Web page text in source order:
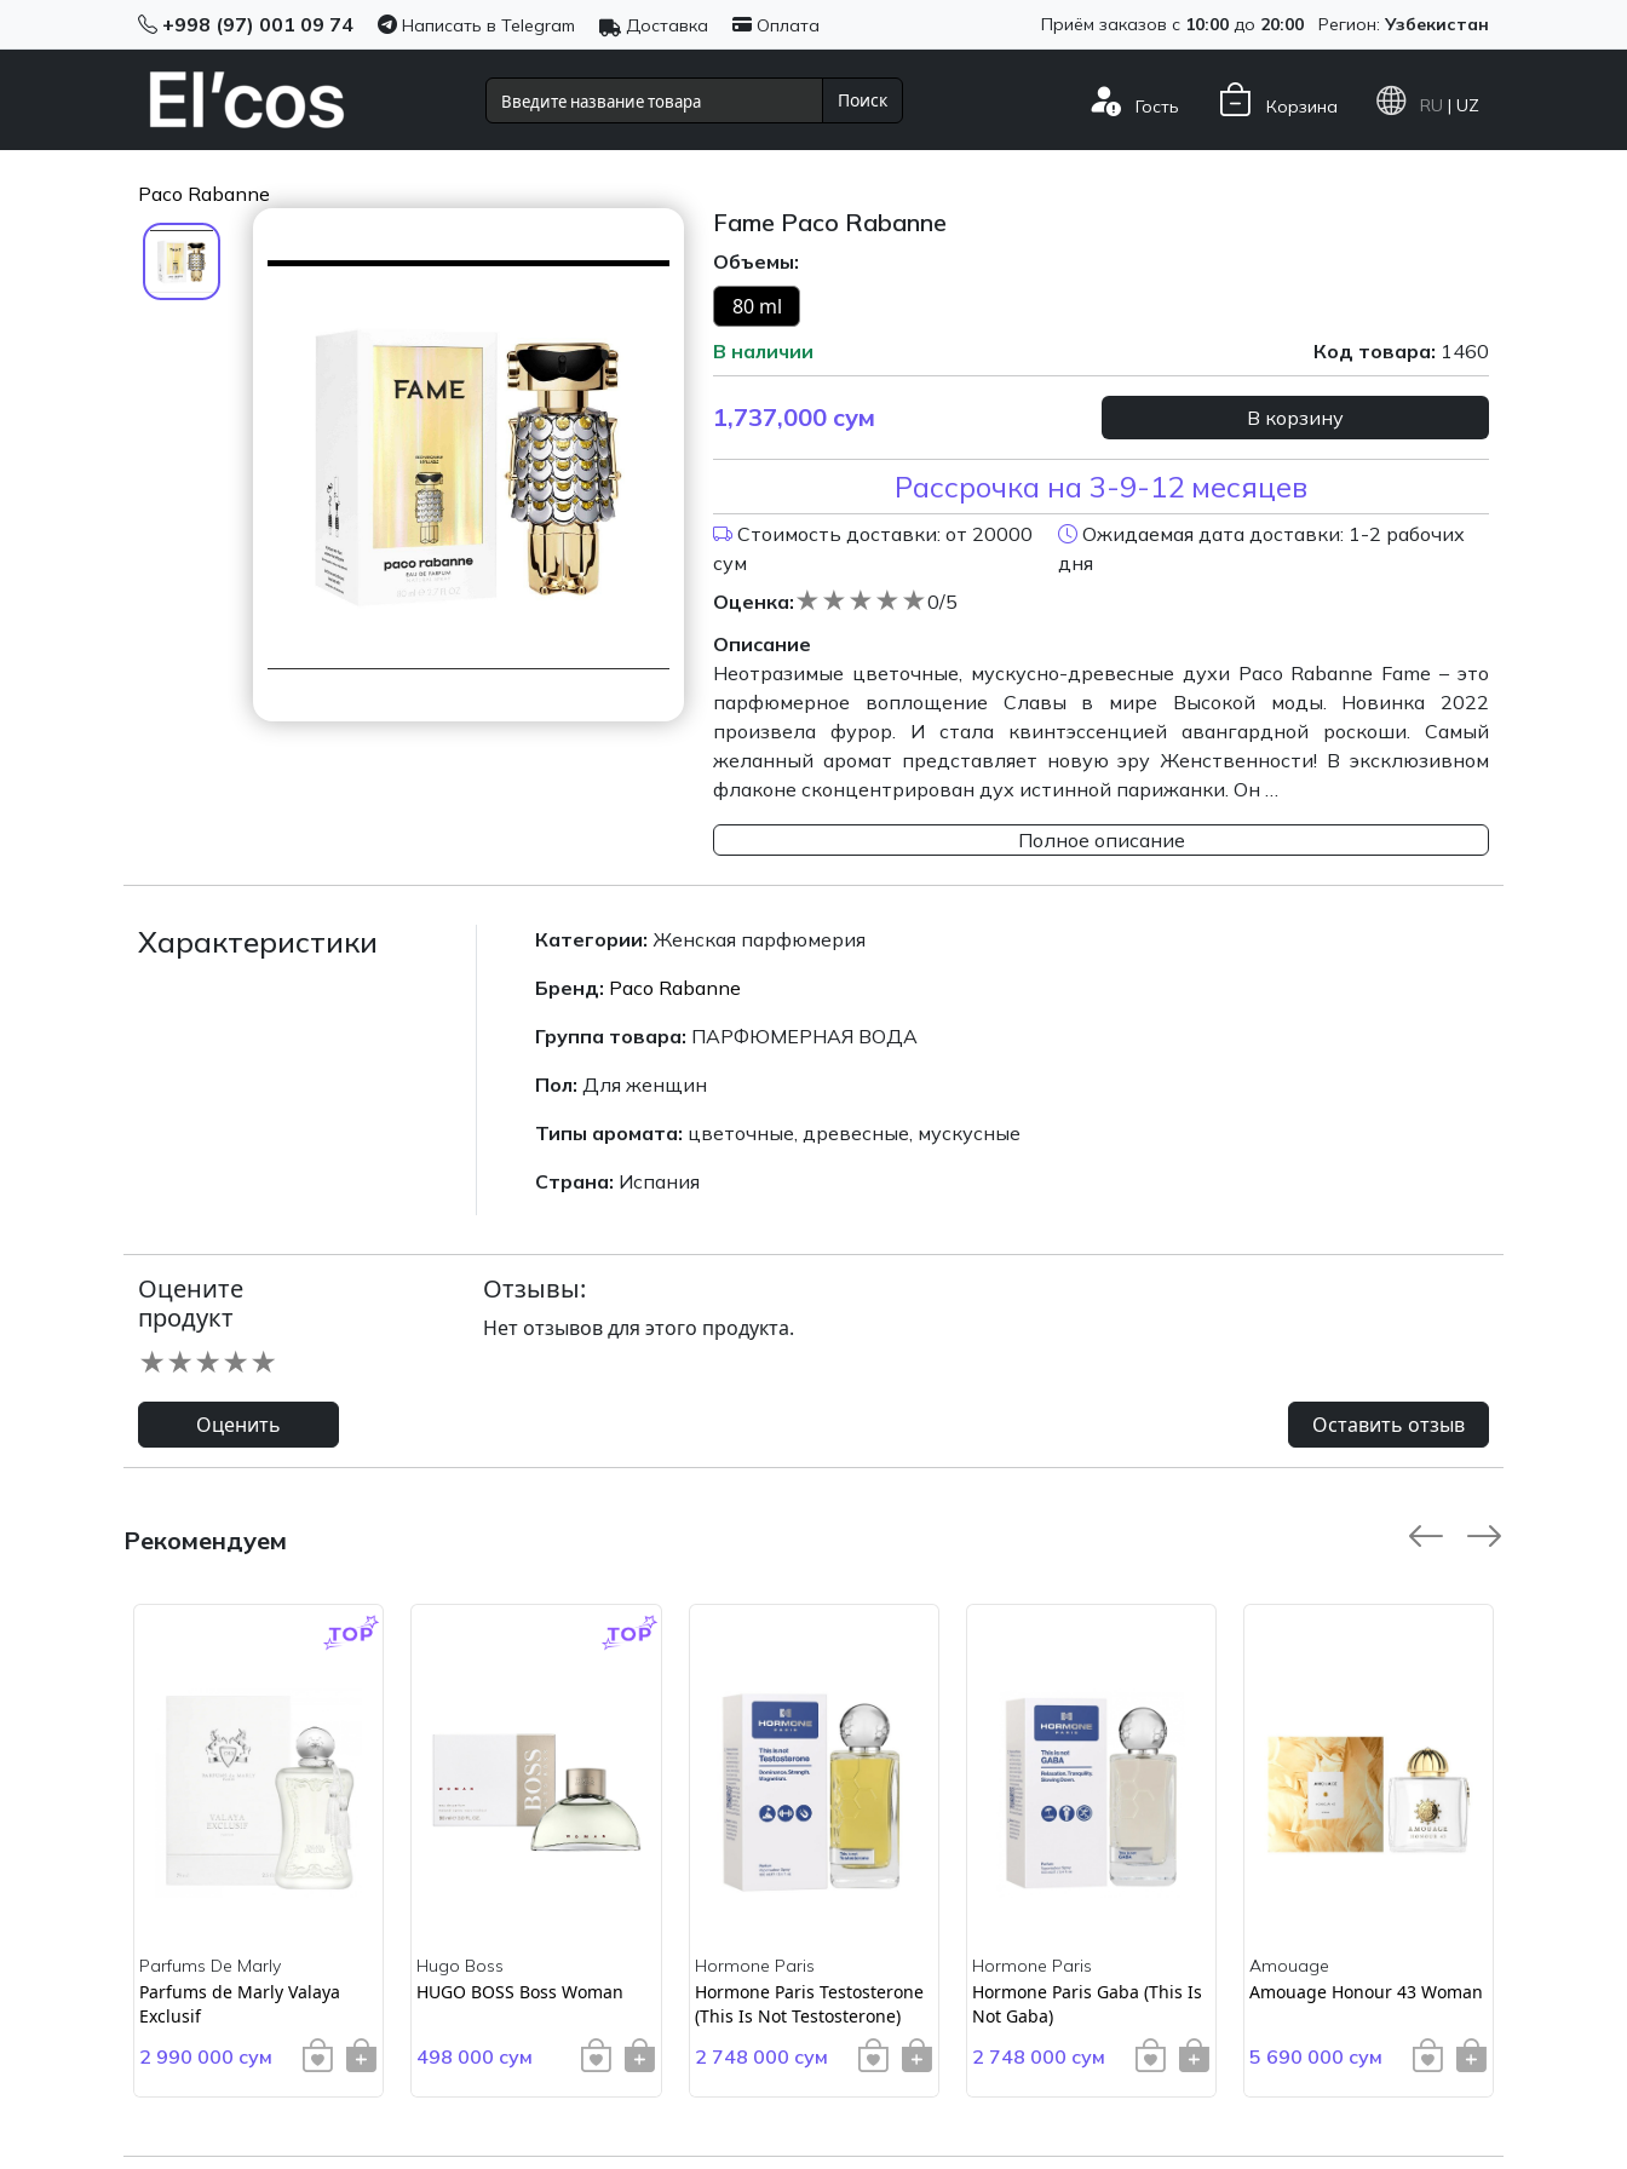
+998 (97) 001 09 74 Написать в Telegram Доставка Оплата Приём заказов с 10:00 до 20:00 Регион: Узбекистан
Поиск Гость Корзина RU | UZ
Paco Rabanne
Fame Paco Rabanne
Объемы:
80 ml
В наличии Код товара: 1460
1,737,000 сум В корзину
Рассрочка на 3-9-12 месяцев
Стоимость доставки: от 20000
сум
Ожидаемая дата доставки: 1-2 рабочих
дня
Оценка:
★
★
★
★
★
0/5
Описание
Неотразимые цветочные, мускусно-древесные духи Paco Rabanne Fame – это
парфюмерное воплощение Славы в мире Высокой моды. Новинка 2022
произвела фурор. И стала квинтэссенцией авангардной роскоши. Самый
желанный аромат представляет новую эру Женственности! В эксклюзивном
флаконе сконцентрирован дух истинной парижанки. Он …
Полное описание
Характеристики Категории: Женская парфюмерия
Бренд: Paco Rabanne
Группа товара: ПАРФЮМЕРНАЯ ВОДА
Пол: Для женщин
Типы аромата: цветочные, древесные, мускусные
Страна: Испания
Оцените
продукт
★
★
★
★
★
Оценить
Отзывы:
Нет отзывов для этого продукта.
Оставить отзыв
Рекомендуем
Parfums De Marly
Parfums de Marly Valaya
Exclusif
2 990 000 сум
Hugo Boss
HUGO BOSS Boss Woman
498 000 сум
Hormone Paris
Hormone Paris Testosterone
(This Is Not Testosterone)
2 748 000 сум
Hormone Paris
Hormone Paris Gaba (This Is
Not Gaba)
2 748 000 сум
Amouage
Amouage Honour 43 Woman
5 690 000 сум